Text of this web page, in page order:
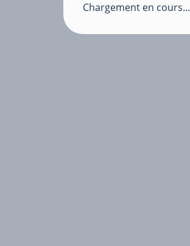
Chargement en cours...